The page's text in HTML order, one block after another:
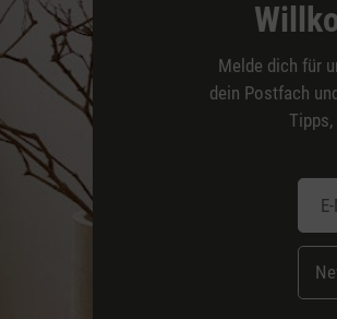
Melde dich für
dein Postfach